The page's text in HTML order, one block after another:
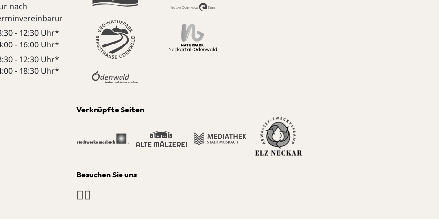
nach
- 12:30 Uhr*
- 16:00 Uhr*
- 12:30 Uhr*
- 18:30 Uhr*
Verknüpfte Seiten
Besuchen Sie uns